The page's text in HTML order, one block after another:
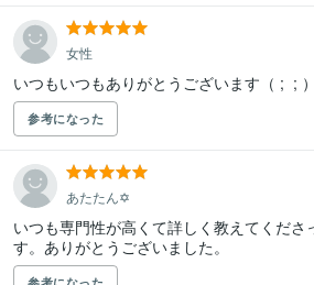
女性
いつもいつもありがとうございます（ ;  ; ）
参考になった
あたたん✡
いつも専門性が高くて詳しく教えてくださ
す。ありがとうございました。